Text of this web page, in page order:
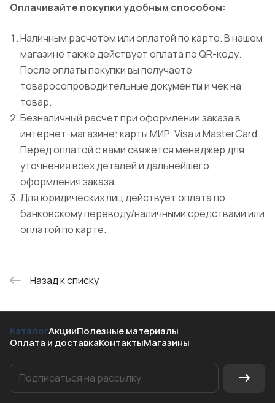
Оплачивайте покупки удобным способом:
Наличным расчетом или оплатой по карте. В нашем
магазине также действует оплата по QR-коду.
После оплаты покупки вы получаете
товаросопроводительные документы и чек на
товар.
Безналичный расчет при оформлении заказа в
интернет-магазине: карты МИР, Visa и MasterCard.
Перед оплатой с вами свяжется менеджер для
уточнения всех деталей и дальнейшего
оформления заказа.
Для юридических лиц действует оплата по
банковскому переводу/наличными средствами или
оплатой по карте.
Назад к списку
КаталогАкцииПолезные материалы
Оплата и доставкаКонтактыМагазины